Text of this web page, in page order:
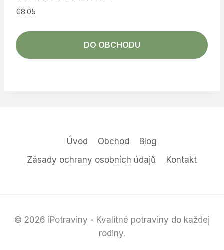
€8.05
DO OBCHODU
Úvod Obchod
Blog
Zásady ochrany osobních údajů
Kontakt
© 2026 iPotraviny - Kvalitné potraviny do každej
rodiny.